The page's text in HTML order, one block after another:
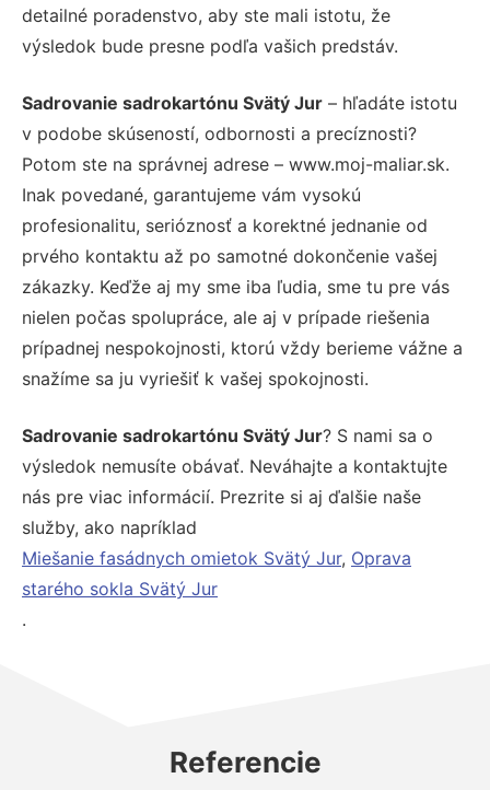
detailné poradenstvo, aby ste mali istotu, že
výsledok bude presne podľa vašich predstáv.
Sadrovanie sadrokartónu Svätý Jur – hľadáte istotu
v podobe skúseností, odbornosti a precíznosti?
Potom ste na správnej adrese – www.moj-maliar.sk.
Inak povedané, garantujeme vám vysokú
profesionalitu, serióznosť a korektné jednanie od
prvého kontaktu až po samotné dokončenie vašej
zákazky. Keďže aj my sme iba ľudia, sme tu pre vás
nielen počas spolupráce, ale aj v prípade riešenia
prípadnej nespokojnosti, ktorú vždy berieme vážne a
snažíme sa ju vyriešiť k vašej spokojnosti.
Sadrovanie sadrokartónu Svätý Jur? S nami sa o
výsledok nemusíte obávať. Neváhajte a kontaktujte
nás pre viac informácií. Prezrite si aj ďalšie naše
služby, ako napríklad
Miešanie fasádnych omietok Svätý Jur, Oprava
starého sokla Svätý Jur
.
Referencie